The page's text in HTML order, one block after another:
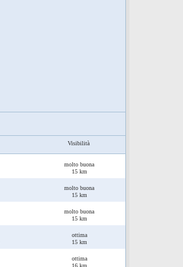
Visibilità
molto buona
15 km
molto buona
15 km
molto buona
15 km
ottima
15 km
ottima